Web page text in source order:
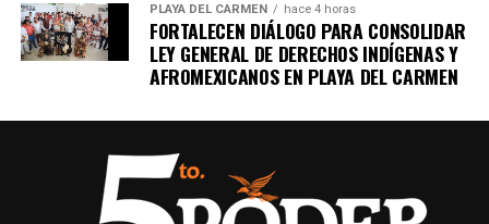
PLAYA DEL CARMEN hace 4 horas
FORTALECEN DIÁLOGO PARA CONSOLIDAR
LEY GENERAL DE DERECHOS INDÍGENAS Y
AFROMEXICANOS EN PLAYA DEL CARMEN